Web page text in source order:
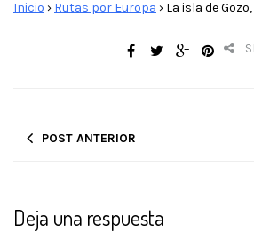
Inicio › Rutas por Europa › La isla de
POST ANTERIOR
Deja una respuesta